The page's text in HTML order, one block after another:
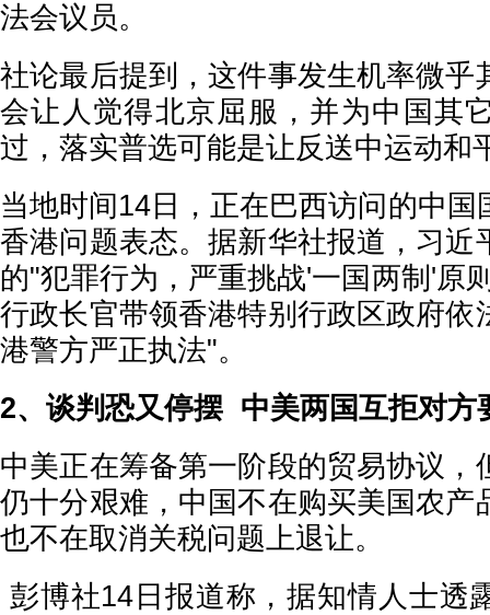
法会议员。
社论最后提到，这件事发生机率微乎
会让人觉得北京屈服，并为中国其
过，落实普选可能是让反送中运动和
当地时间14日，正在巴西访问的中国
香港问题表态。据新华社报道，习近
的"犯罪行为，严重挑战'一国两制'原
行政长官带领香港特别行政区政府依
港警方严正执法"。
2、谈判恐又停摆 中美两国互拒对
中美正在筹备第一阶段的贸易协议，
仍十分艰难，中国不在购买美国农产
也不在取消关税问题上退让。
彭博社14日报道称，据知情人士透